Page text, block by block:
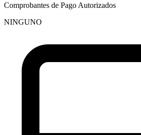
Comprobantes de Pago Autorizados
NINGUNO